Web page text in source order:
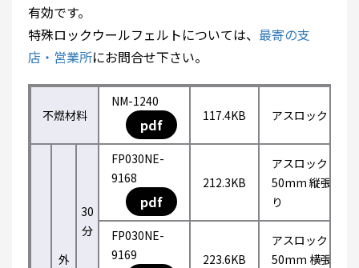
有効です。
特殊ロックウールフェルトについては、 最寄の支
店・営業所にお問合せ下さい。
不燃材料
NM-1240
pdf 117.4KB アスロック
外
30
分
FP030NE-
9168
pdf
212.3KB
アスロック
50mm 縦張
り
FP030NE-
9169
223.6KB
アスロック
50mm 横張